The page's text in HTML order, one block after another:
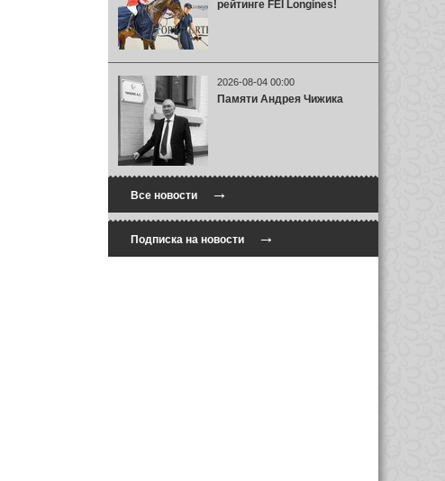
рейтинге FEI Longines!
2026-08-04 00:00
Памяти Андрея Чижика
Все новости→
Подписка на новости→